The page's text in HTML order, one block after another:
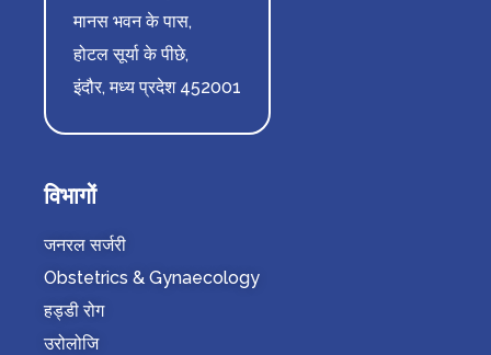
मानस भवन के पास,
होटल सूर्या के पीछे,
इंदौर, मध्य प्रदेश 452001
विभागों
जनरल सर्जरी
Obstetrics & Gynaecology
हड्डी रोग
उरोलोजि